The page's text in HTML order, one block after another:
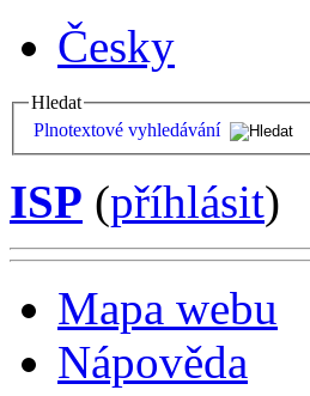
Česky
Hledat
Plnotextové vyhledávání
ISP (příhlásit)
Mapa webu
Nápověda